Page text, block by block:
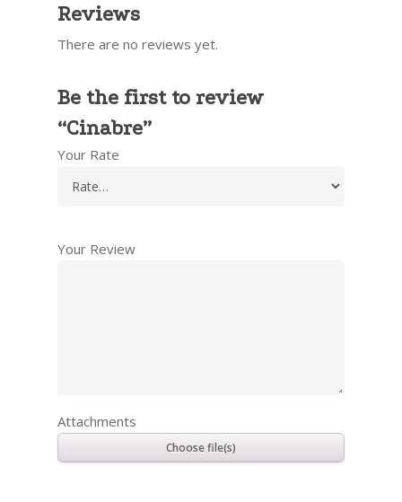
Reviews
There are no reviews yet.
Be the first to review
“Cinabre”
Your Rate
Your Review
Attachments